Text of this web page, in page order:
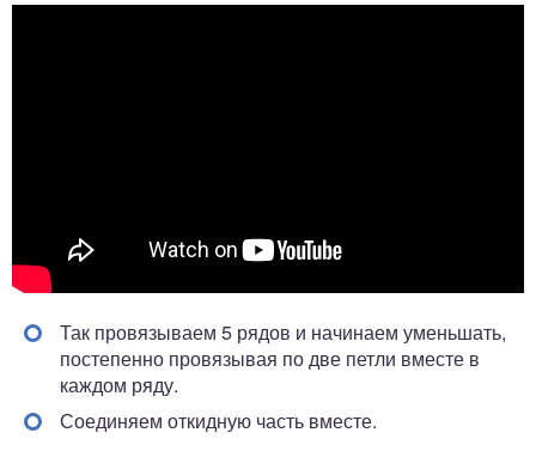
Так провязываем 5 рядов и начинаем уменьшать,
постепенно провязывая по две петли вместе в
каждом ряду.
Соединяем откидную часть вместе.